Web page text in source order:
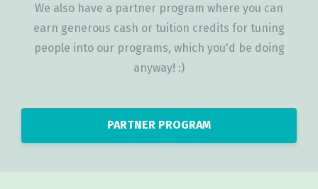
We also have a partner program where you can
earn generous cash or tuition credits for tuning
people into our programs, which you'd be doing
anyway! :)
PARTNER PROGRAM